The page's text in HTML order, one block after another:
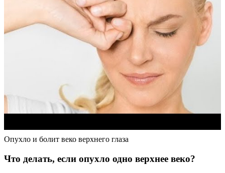
Опухло и болит веко верхнего глаза
Что делать, если опухло одно верхнее веко?